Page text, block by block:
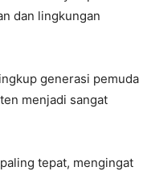
dan lingkungan
generasi pemuda
menjadi sangat
tepat, mengingat